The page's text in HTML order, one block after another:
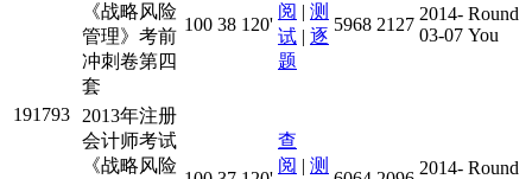
《战略风险
管理》考前
冲刺卷第四
套
100 38 120'
阅 | 测
试 | 逐
题
5968 2127
2014-
03-07
Round
You
191793
2013年注册
会计师考试
《战略风险
查
阅 | 测
2014- Round